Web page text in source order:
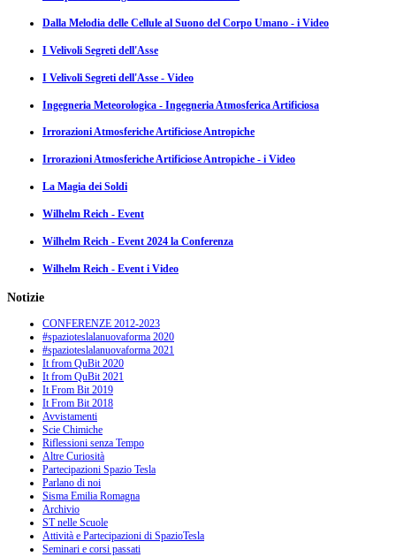
Dalla Melodia delle Cellule al Suono del Corpo Umano - i Video
I Velivoli Segreti dell'Asse
I Velivoli Segreti dell'Asse - Video
Ingegneria Meteorologica - Ingegneria Atmosferica Artificiosa
Irrorazioni Atmosferiche Artificiose Antropiche
Irrorazioni Atmosferiche Artificiose Antropiche - i Video
La Magia dei Soldi
Wilhelm Reich - Event
Wilhelm Reich - Event 2024 la Conferenza
Wilhelm Reich - Event i Video
Notizie
CONFERENZE 2012-2023
#spazioteslalanuovaforma 2020
#spazioteslalanuovaforma 2021
It from QuBit 2020
It from QuBit 2021
It From Bit 2019
It From Bit 2018
Avvistamenti
Scie Chimiche
Riflessioni senza Tempo
Altre Curiosità
Partecipazioni Spazio Tesla
Parlano di noi
Sisma Emilia Romagna
Archivio
ST nelle Scuole
Attività e Partecipazioni di SpazioTesla
Seminari e corsi passati